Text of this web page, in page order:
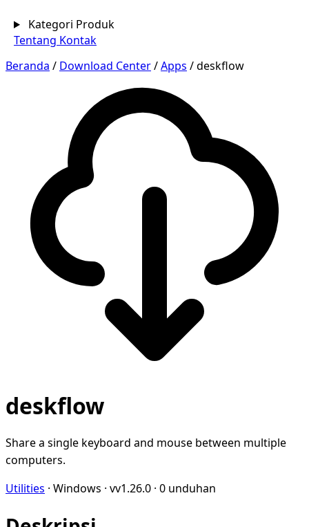
Kategori Produk
Tentang Kontak
Beranda / Download Center/Apps /deskflow
deskflow
Share a single keyboard and mouse between multiple
computers.
Utilities · Windows · vv1.26.0 · 0 unduhan